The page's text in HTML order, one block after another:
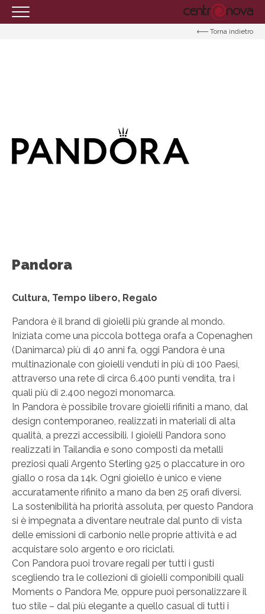
NEGOZI
Torna indietro
Pandora
Cultura, Tempo libero, Regalo
Pandora è il brand di gioielli più grande al mondo.
Iniziata come una piccola bottega orafa a Copenaghen
(Danimarca) più di 40 anni fa, oggi Pandora è una
multinazionale con gioielli venduti in più di 100 Paesi,
attraverso una rete di circa 6.400 punti vendita, tra i
quali più di 2.400 negozi monomarca.
In Pandora è possibile trovare gioielli rifiniti a mano, dal
design contemporaneo, realizzati in materiali di alta
qualità, a prezzi accessibili. I gioielli Pandora sono
realizzati in Tailandia e sono composti da metalli
preziosi quali Argento Sterling 925 o placcature in oro
giallo o rosa da 14k. Ogni gioiello è unico e viene
accuratamente rifinito a mano da ben 25 orafi diversi.
La sostenibilità ha priorità assoluta, per questo Pandora
si è impegnata a diventare neutrale dal punto di vista
delle emissioni di carbonio nelle proprie attività e ad
acquistare solo argento e oro riciclati.
Con Pandora puoi trovare regali per tutti i gusti
scegliendo tra le collezioni di gioielli componibili quali
Moments o Pandora Me, oppure puoi personalizzare il
tuo stile – dal più elegante a quello casual di tutti i